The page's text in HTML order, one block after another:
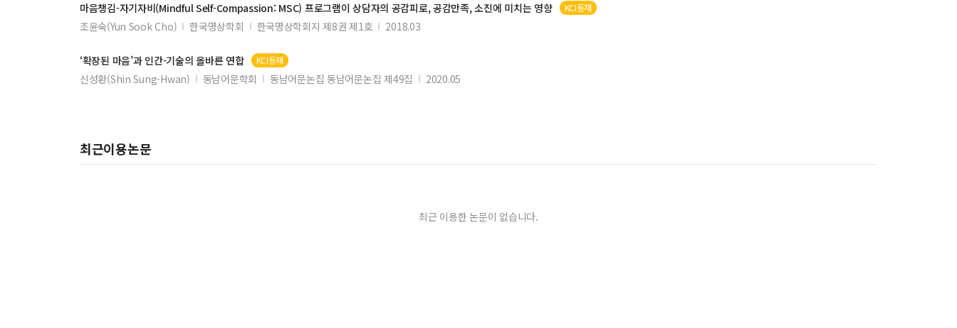
마음챙김-자기자비(Mindful Self-Compassion: MSC) 프로그램이 상담자의 공감피로, 공감만족, 소진에 미치는 영향 KCI등재
조윤숙(Yun Sook Cho) 한국명상학회 한국명상학회지 제8권 제1호 2018.03
‘확장된 마음’과 인간-기술의 올바른 연합 KCI등재
신성환(Shin Sung-Hwan) 동남어문학회 동남어문논집 동남어문논집 제49집 2020.05
최근이용논문
최근 이용한 논문이 없습니다.